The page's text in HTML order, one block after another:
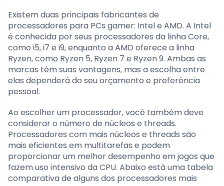
Existem duas principais fabricantes de
processadores para PCs gamer: Intel e AMD. A Intel
é conhecida por seus processadores da linha Core,
como i5, i7 e i9, enquanto a AMD oferece a linha
Ryzen, como Ryzen 5, Ryzen 7 e Ryzen 9. Ambas as
marcas têm suas vantagens, mas a escolha entre
elas dependerá do seu orçamento e preferência
pessoal.
Ao escolher um processador, você também deve
considerar o número de núcleos e threads.
Processadores com mais núcleos e threads são
mais eficientes em multitarefas e podem
proporcionar um melhor desempenho em jogos que
fazem uso intensivo da CPU. Abaixo está uma tabela
comparativa de alguns dos processadores mais